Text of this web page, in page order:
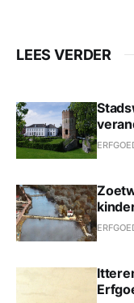
LEES VERDER